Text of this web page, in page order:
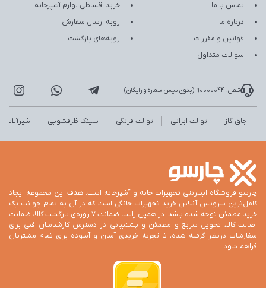
تماس با ما
درباره ما
قوانین و مقررات
سوالات متداول
خرید اقساطی لوازم آشپزخانه
رویه ارسال سفارش
رویه‌های بازگشت
تلفن: 90000044 (بدون پیش شماره و رایگان)
اجاق گاز توالت ایرانی توالت فرنگی سینک ظرفشویی شیرآلات
چارسو فروشگاه اینترنتی تجهیزات خانه و آشپزخانه است. هدف این مجموعه ایجاد
کامل‌ترین سرویس آنلاین خرید تجهیزات خانگی است که در آن به تمام جوانب یک
خرید مطمئن توجه شده باشد. در همین راستا ضمانت 7 روزه‌ی بازگشت کالا، ضمانت
اصالت کالا، تحویل سریع و مطمئن و پشتیبانی در دسترس کارشناسان فنی برای
سفارشات درنظر گرفته شده، تا تجربه خریدی آسان و آسوده برای تمام مشتریان
فراهم شود.